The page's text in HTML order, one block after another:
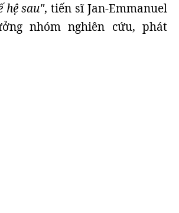
hệ sau", tiến sĩ Jan-Emmanuel
nhóm nghiên cứu, phát